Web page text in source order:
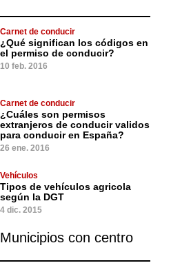
Carnet de conducir
¿Qué significan los códigos en
el permiso de conducir?
10 feb. 2016
Carnet de conducir
¿Cuáles son permisos
extranjeros de conducir validos
para conducir en España?
26 ene. 2016
Vehículos
Tipos de vehículos agricola
según la DGT
4 dic. 2015
Municipios con centro